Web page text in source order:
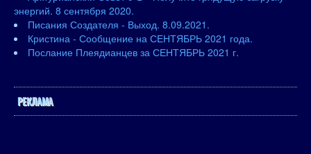
энергий. 8 сентября 2020.
Писания Создателя - Выход. 8.09.2021.
Кристина - Сообщение на СЕНТЯБРЬ 2021 года.
Послание Плеядианцев за СЕНТЯБРЬ 2021 г.
РЕКЛАМА